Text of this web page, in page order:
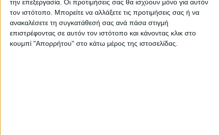
την επεξεργασία. Οι προτιμήσεις σας θα ισχύουν μόνο για αυτόν
τον ιστότοπο. Μπορείτε να αλλάξετε τις προτιμήσεις σας ή να
ανακαλέσετε τη συγκατάθεσή σας ανά πάσα στιγμή
επιστρέφοντας σε αυτόν τον ιστότοπο και κάνοντας κλικ στο
κουμπί "Απορρήτου" στο κάτω μέρος της ιστοσελίδας.
ΓΝΩΜΕΣ & ΣΧΟΛΙΑ
Ουραγός των εξαγωγών ο Ν. Καρδίτσας: